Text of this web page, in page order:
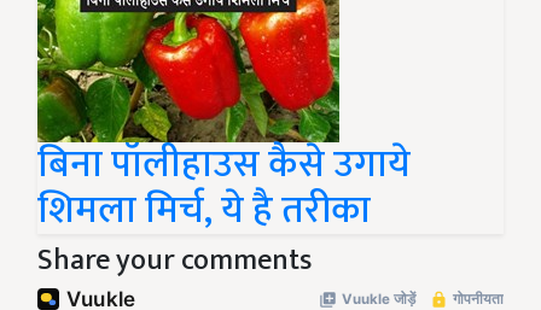
बिना पॉलीहाउस कैसे उगाये
शिमला मिर्च, ये है तरीका
Share your comments